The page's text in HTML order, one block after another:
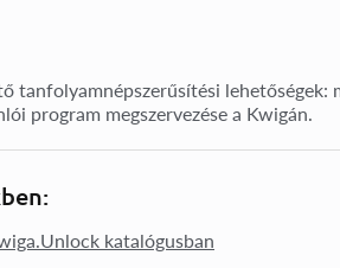
tanfolyamnépszerűsítési
program megszervezése a Kwigán.
katalógusban